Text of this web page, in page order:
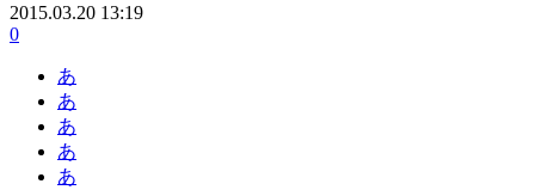
2015.03.20 13:19
0
あ
あ
あ
あ
あ